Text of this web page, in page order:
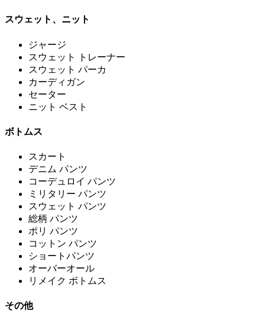
スウェット、ニット
ジャージ
スウェット トレーナー
スウェット パーカ
カーディガン
セーター
ニット ベスト
ボトムス
スカート
デニム パンツ
コーデュロイ パンツ
ミリタリー パンツ
スウェット パンツ
総柄 パンツ
ポリ パンツ
コットン パンツ
ショートパンツ
オーバーオール
リメイク ボトムス
その他